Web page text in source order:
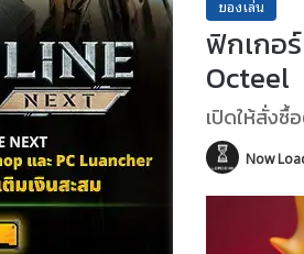
ของเล่น
ฟิกเกอ
Octeel
เปิดให้สั่งซื้
Now